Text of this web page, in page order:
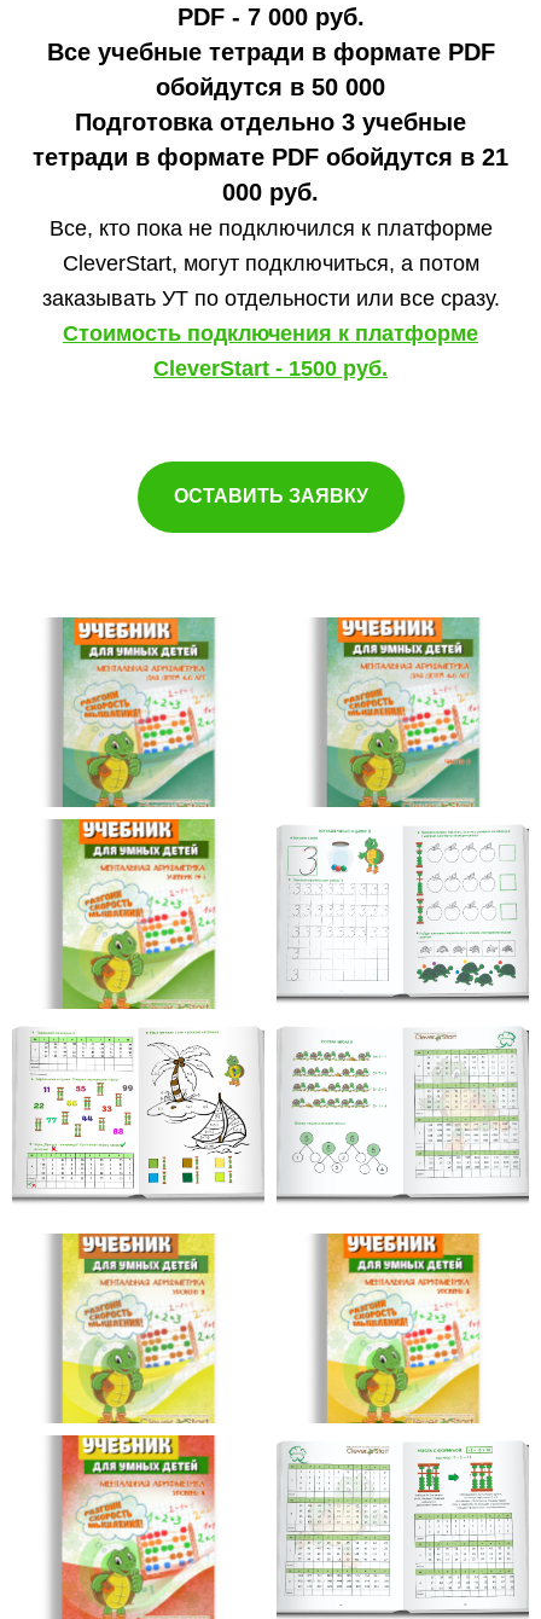
PDF - 7 000 руб.
Все учебные тетради в формате PDF
обойдутся в 50 000
Подготовка отдельно 3 учебные
тетради в формате PDF обойдутся в 21
000 руб.
Все, кто пока не подключился к платформе
CleverStart, могут подключиться, а потом
заказывать УТ по отдельности или все сразу.
Стоимость подключения к платформе
CleverStart - 1500 руб.
ОСТАВИТЬ ЗАЯВКУ